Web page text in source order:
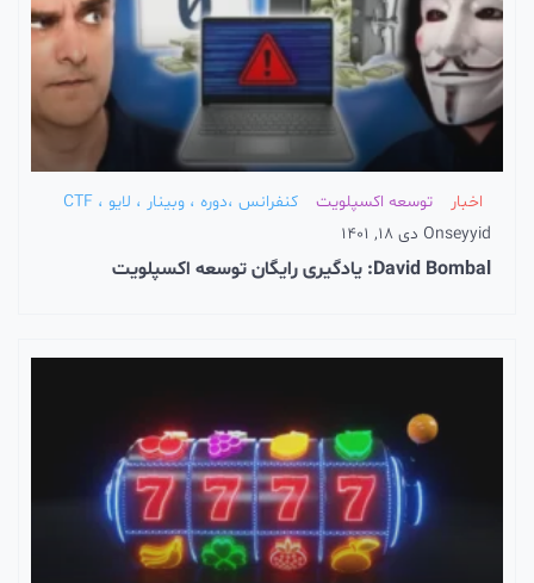
توسعه اکسپلویت
کنفرانس ،دوره ، وبینار ، لایو ، CTF
seyyid
On دی 18, 1401
David Bombal: یادگیری رایگان توسعه اکسپلویت